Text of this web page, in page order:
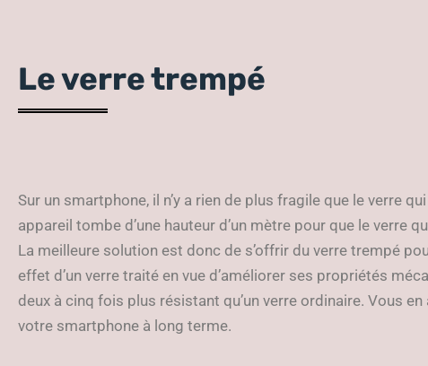
Le verre trempé
Sur un smartphone, il n’y a rien de plus fragile que le verre
appareil tombe d’une hauteur d’un mètre pour que le verre
La meilleure solution est donc de s’offrir du verre trempé
effet d’un verre traité en vue d’améliorer ses propriétés
deux à cinq fois plus résistant qu’un verre ordinaire. Vous
votre smartphone à long terme.